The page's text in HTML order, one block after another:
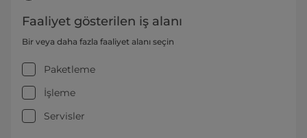
Faaliyet gösterilen iş alanı
Bir veya daha fazla faaliyet alanı seçin
Paketleme
İşleme
Servisler